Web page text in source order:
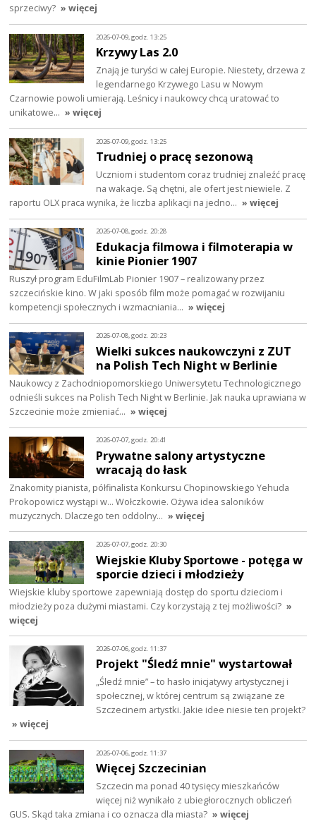
sprzeciwy? » więcej
2026-07-09, godz. 13:25
Krzywy Las 2.0
Znają je turyści w całej Europie. Niestety, drzewa z
legendarnego Krzywego Lasu w Nowym
Czarnowie powoli umierają. Leśnicy i naukowcy chcą uratować to
unikatowe… » więcej
2026-07-09, godz. 13:25
Trudniej o pracę sezonową
Uczniom i studentom coraz trudniej znaleźć pracę
na wakacje. Są chętni, ale ofert jest niewiele. Z
raportu OLX praca wynika, że liczba aplikacji na jedno… » więcej
2026-07-08, godz. 20:28
Edukacja filmowa i filmoterapia w
kinie Pionier 1907
Ruszył program EduFilmLab Pionier 1907 – realizowany przez
szczecińskie kino. W jaki sposób film może pomagać w rozwijaniu
kompetencji społecznych i wzmacniania… » więcej
2026-07-08, godz. 20:23
Wielki sukces naukowczyni z ZUT
na Polish Tech Night w Berlinie
Naukowcy z Zachodniopomorskiego Uniwersytetu Technologicznego
odnieśli sukces na Polish Tech Night w Berlinie. Jak nauka uprawiana w
Szczecinie może zmieniać… » więcej
2026-07-07, godz. 20:41
Prywatne salony artystyczne
wracają do łask
Znakomity pianista, półfinalista Konkursu Chopinowskiego Yehuda
Prokopowicz wystąpi w… Wołczkowie. Ożywa idea saloników
muzycznych. Dlaczego ten oddolny… » więcej
2026-07-07, godz. 20:30
Wiejskie Kluby Sportowe - potęga w
sporcie dzieci i młodzieży
Wiejskie kluby sportowe zapewniają dostęp do sportu dzieciom i
młodzieży poza dużymi miastami. Czy korzystają z tej możliwości? »
więcej
2026-07-06, godz. 11:37
Projekt "Śledź mnie" wystartował
„Śledź mnie” – to hasło inicjatywy artystycznej i
społecznej, w której centrum są związane ze
Szczecinem artystki. Jakie idee niesie ten projekt?
» więcej
2026-07-06, godz. 11:37
Więcej Szczecinian
Szczecin ma ponad 40 tysięcy mieszkańców
więcej niż wynikało z ubiegłorocznych obliczeń
GUS. Skąd taka zmiana i co oznacza dla miasta? » więcej